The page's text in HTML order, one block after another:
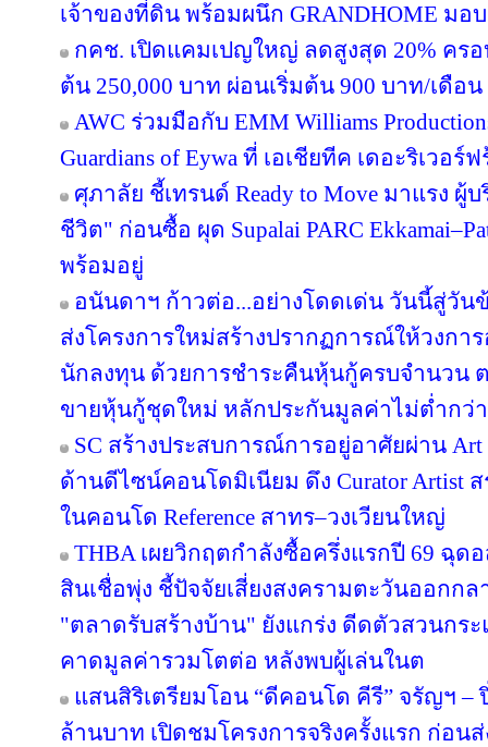
เจ้าของที่ดิน พร้อมผนึก GRANDHOME ม
กคช. เปิดแคมเปญใหญ่ ลดสูงสุด 20% ครอ
ต้น 250,000 บาท ผ่อนเริ่มต้น 900 บาท/เดือน
AWC ร่วมมือกับ EMM Williams
Guardians of Eywa ที่ เอเชียทีค เดอะริเวอ
ศุภาลัย ชี้เทรนด์ Ready to Move มาแรง
ชีวิต" ก่อนซื้อ ผุด Supalai PARC
พร้อมอยู่
อนันดาฯ ก้าวต่อ...อย่างโดดเด่น วันนี้สู่วัน
ส่งโครงการใหม่สร้างปรากฏการณ์ให้วงกา
นักลงทุน ด้วยการชำระคืนหุ้นกู้ครบจำนวน
ขายหุ้นกู้ชุดใหม่ หลักประกันมูลค่าไม่ต่ำกว่า
SC สร้างประสบการณ์การอยู่อาศัยผ่าน Art
ด้านดีไซน์คอนโดมิเนียม ดึง Curator Artist
ในคอนโด Reference สาทร–วงเวียนใหญ่
THBA เผยวิกฤตกำลังซื้อครึ่งแรกปี 69 ฉุด
สินเชื่อพุ่ง ชี้ปัจจัยเสี่ยงสงครามตะวันออกก
"ตลาดรับสร้างบ้าน" ยังแกร่ง ดีดตัวสวนกร
คาดมูลค่ารวมโตต่อ หลังพบผู้เล่นในต
แสนสิริเตรียมโอน “ดีคอนโด คีรี” จรัญฯ –
ล้านบาท เปิดชมโครงการจริงครั้งแรก ก่อ